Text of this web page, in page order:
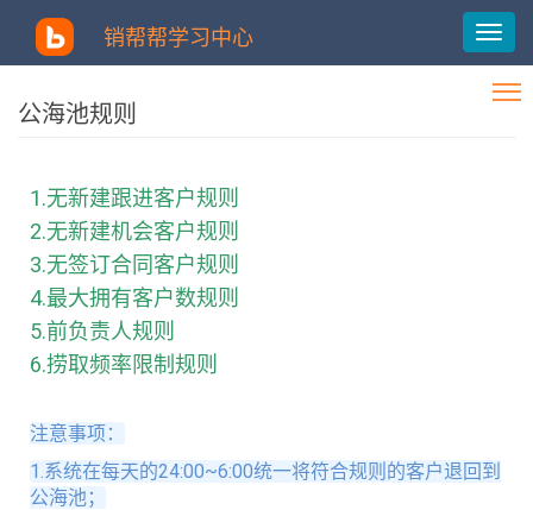
销帮帮学习中心
公海池规则
1.无新建跟进客户规则​
2.无新建机会客户规则
3.无签订合同客户规则
4.最大拥有客户数规则
5.前负责人规则
6.捞取频率限制规则
注意事项：
1.系统在每天的24:00~6:00统一将符合规则的客户退回到
公海池；